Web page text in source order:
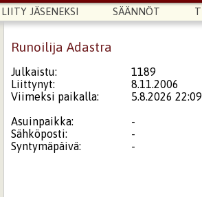
LIITY JÄSENEKSI
SÄÄNNÖT
Runoilija Adastra
Julkaistu:
1189
Liittynyt:
8.11.2006
Viimeksi paikalla:
5.8.2026 22:09
Asuinpaikka:
-
Sähköposti:
-
Syntymäpäivä:
-